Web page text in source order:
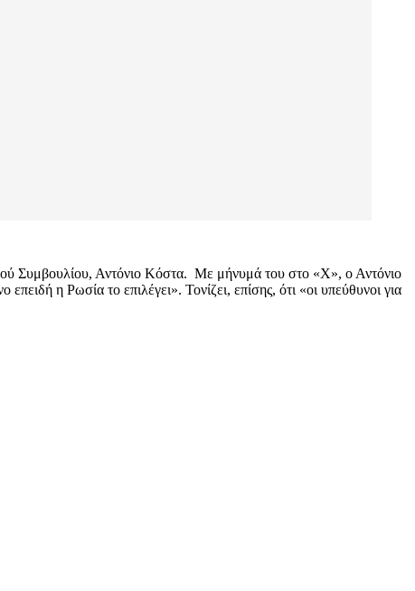
Συμβουλίου, Αντόνιο Κόστα. Με μήνυμά του στο «Χ», ο Αντόνιο
η Ρωσία το επιλέγει». Τονίζει, επίσης, ότι «οι υπεύθυνοι για